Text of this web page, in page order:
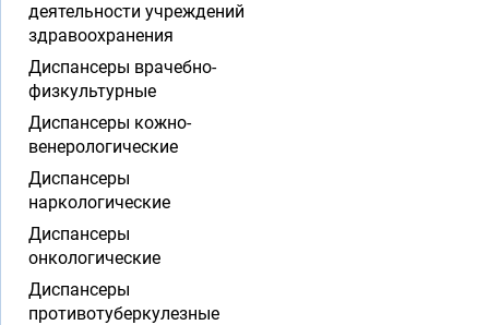
деятельности учреждений
здравоохранения
Диспансеры врачебно-
физкультурные
Диспансеры кожно-
венерологические
Диспансеры
наркологические
Диспансеры
онкологические
Диспансеры
противотуберкулезные